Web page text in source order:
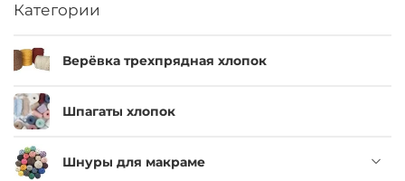
Категории
Верёвка трехпрядная хлопок
Шпагаты хлопок
Шнуры для макраме